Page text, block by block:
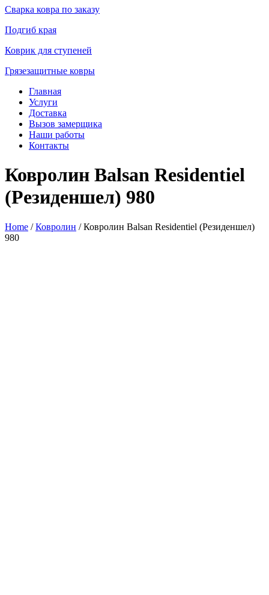
Сварка ковра по заказу
Подгиб края
Коврик для ступеней
Грязезащитные ковры
Главная
Услуги
Доставка
Вызов замерщика
Наши работы
Контакты
Ковролин Balsan Residentiel
(Резиденшел) 980
Home /Ковролин / Ковролин Balsan Residentiel (Резиденшел)
980